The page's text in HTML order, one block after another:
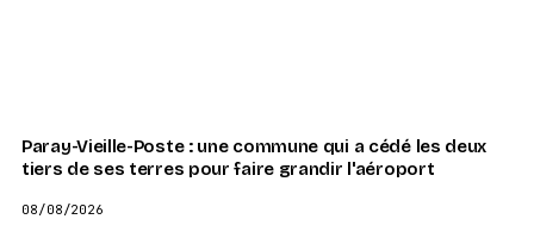
Paray-Vieille-Poste : une commune qui a cédé les deux
tiers de ses terres pour faire grandir l'aéroport
08/08/2026